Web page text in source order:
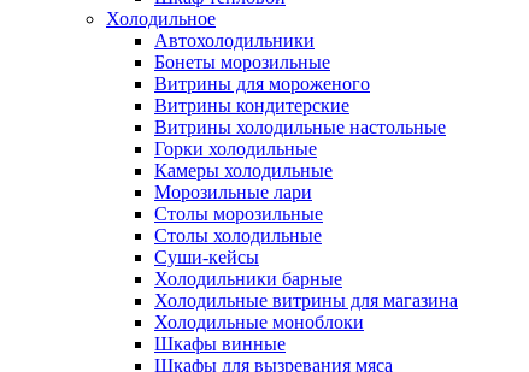
Холодильное
Автохолодильники
Бонеты морозильные
Витрины для мороженого
Витрины кондитерские
Витрины холодильные настольные
Горки холодильные
Камеры холодильные
Морозильные лари
Столы морозильные
Столы холодильные
Суши-кейсы
Холодильники барные
Холодильные витрины для магазина
Холодильные моноблоки
Шкафы винные
Шкафы для вызревания мяса